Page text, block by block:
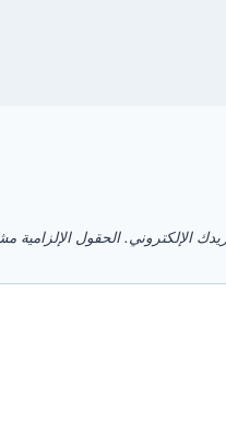
الإلكتروني. الحقول الإلزامية